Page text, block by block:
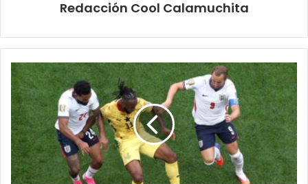
Redacción Cool Calamuchita
Inglaterra
igualó
sin
goles
ante
Ghana
y
no